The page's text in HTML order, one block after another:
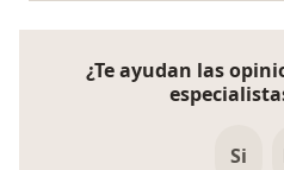
¿Te ayudan las
Si